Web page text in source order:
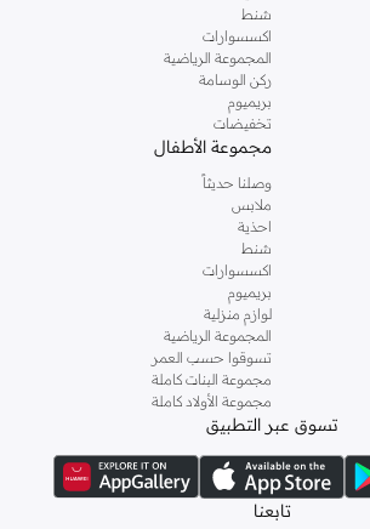
السهل على جميع طلبات أرماني في الكويت.
شنط
اكسسوارات
المجموعة الرياضية
ركن الوسامة
بريميوم
تخفيضات
مجموعة الأطفال
وصلنا حديثاً
ملابس
احذية
شنط
اكسسوارات
بريميوم
لوازم منزلية
المجموعة الرياضية
تسوقوا حسب العمر
مجموعة البنات كاملة
مجموعة الأولاد كاملة
تسوق عبر التطبيق
تابعنا